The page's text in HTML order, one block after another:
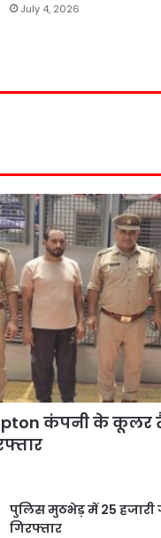
July 4, 2026
कंपनी के कूलर
पुलिस मुठभेड़ में 25 हजारी
गिरफ्तार